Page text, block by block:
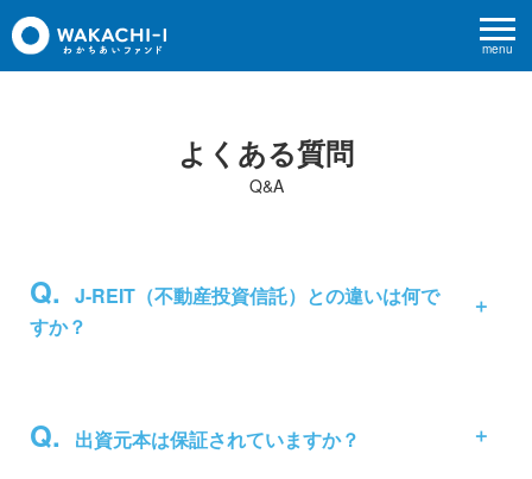
menu
よくある質問
Q&A
J-REIT（不動産投資信託）との違いは何で
すか？
出資元本は保証されていますか？